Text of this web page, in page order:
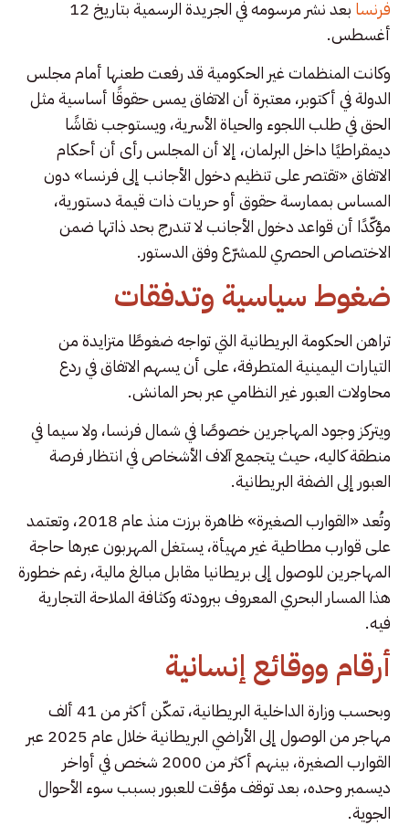
فرنسا
بعد نشر مرسومه في الجريدة الرسمية بتاريخ 12
أغسطس.
وكانت المنظمات غير الحكومية قد رفعت طعنها أمام مجلس
الدولة في أكتوبر، معتبرة أن الاتفاق يمس حقوقًا أساسية مثل
الحق في طلب اللجوء والحياة الأسرية، ويستوجب نقاشًا
ديمقراطيًا داخل البرلمان، إلا أن المجلس رأى أن أحكام
الاتفاق «تقتصر على تنظيم دخول الأجانب إلى فرنسا» دون
المساس بممارسة حقوق أو حريات ذات قيمة دستورية،
مؤكّدًا أن قواعد دخول الأجانب لا تندرج بحد ذاتها ضمن
الاختصاص الحصري للمشرّع وفق الدستور.
ضغوط سياسية وتدفقات
تراهن الحكومة البريطانية التي تواجه ضغوطًا متزايدة من
التيارات اليمينية المتطرفة، على أن يسهم الاتفاق في ردع
محاولات العبور غير النظامي عبر بحر المانش.
ويتركز وجود المهاجرين خصوصًا في شمال فرنسا، ولا سيما في
منطقة كاليه، حيث يتجمع آلاف الأشخاص في انتظار فرصة
العبور إلى الضفة البريطانية.
وتُعد «القوارب الصغيرة» ظاهرة برزت منذ عام 2018، وتعتمد
على قوارب مطاطية غير مهيأة، يستغل المهربون عبرها حاجة
المهاجرين للوصول إلى بريطانيا مقابل مبالغ مالية، رغم خطورة
هذا المسار البحري المعروف ببرودته وكثافة الملاحة التجارية
فيه.
أرقام ووقائع إنسانية
وبحسب وزارة الداخلية البريطانية، تمكّن أكثر من 41 ألف
مهاجر من الوصول إلى الأراضي البريطانية خلال عام 2025 عبر
القوارب الصغيرة، بينهم أكثر من 2000 شخص في أواخر
ديسمبر وحده، بعد توقف مؤقت للعبور بسبب سوء الأحوال
الجوية.